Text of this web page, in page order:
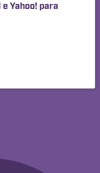
Yahoo! para